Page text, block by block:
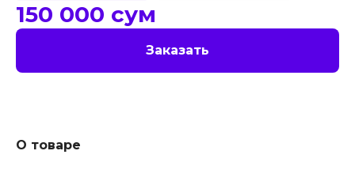
150 000 сум
Заказать
О товаре